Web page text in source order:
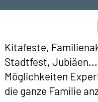
Kitafeste,
Stadtfest,
Möglichkeiten
die ganze Familie